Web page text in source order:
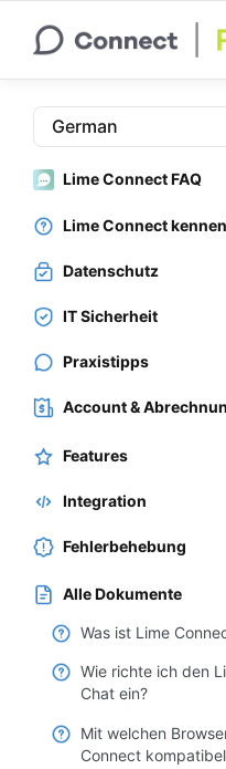
Lime Connect FAQ
Lime Connect
Datenschutz
IT Sicherheit
Praxistipps
Account &
Features
Integration
Fehlerbehebung
Alle Dokumente
Was ist Lime
Wie richte ich den
Chat ein?
Mit welchen
Connect